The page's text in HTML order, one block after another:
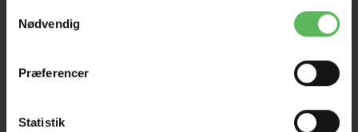
Nødvendig
Præferencer
Statistik